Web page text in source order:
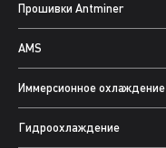
Прошивки Antminer
AMS
Иммерсионное охлаждение
Гидроохлаждение